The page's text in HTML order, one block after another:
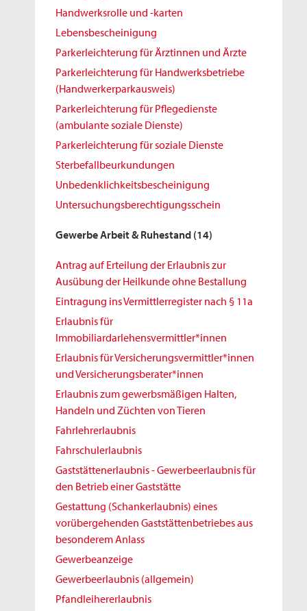
Handwerksrolle und -karten
Lebensbescheinigung
Parkerleichterung für Ärztinnen und Ärzte
Parkerleichterung für Handwerksbetriebe
(Handwerkerparkausweis)
Parkerleichterung für Pflegedienste
(ambulante soziale Dienste)
Parkerleichterung für soziale Dienste
Sterbefallbeurkundungen
Unbedenklichkeitsbescheinigung
Untersuchungsberechtigungsschein
Gewerbe Arbeit & Ruhestand (14)
Antrag auf Erteilung der Erlaubnis zur
Ausübung der Heilkunde ohne Bestallung
Eintragung ins Vermittlerregister nach § 11a
Erlaubnis für
Immobiliardarlehensvermittler*innen
Erlaubnis für Versicherungsvermittler*innen
und Versicherungsberater*innen
Erlaubnis zum gewerbsmäßigen Halten,
Handeln und Züchten von Tieren
Fahrlehrerlaubnis
Fahrschulerlaubnis
Gaststättenerlaubnis - Gewerbeerlaubnis für
den Betrieb einer Gaststätte
Gestattung (Schankerlaubnis) eines
vorübergehenden Gaststättenbetriebes aus
besonderem Anlass
Gewerbeanzeige
Gewerbeerlaubnis (allgemein)
Pfandleihererlaubnis